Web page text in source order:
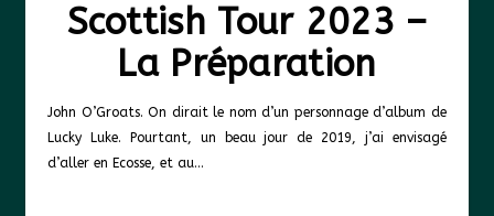
Scottish Tour 2023 –
La Préparation
John O’Groats. On dirait le nom d’un personnage d’album de
Lucky Luke. Pourtant, un beau jour de 2019, j’ai envisagé
d’aller en Ecosse, et au…